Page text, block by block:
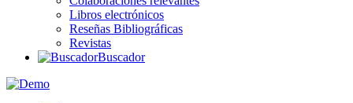
Libros electrónicos
Reseñas Bibliográficas
Revistas
Buscador